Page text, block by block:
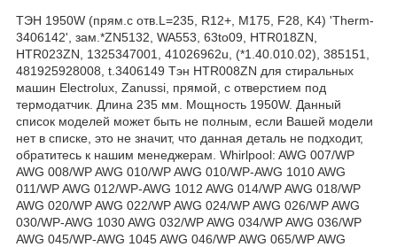
ТЭН 1950W (прям.с отв.L=235, R12+, M175, F28, K4) 'Therm-
3406142', зам.*ZN5132, WA553, 63to09, HTR018ZN,
HTR023ZN, 1325347001, 41026962u, (*1.40.010.02), 385151,
481925928008, t.3406149 Тэн HTR008ZN для стиральных
машин Electrolux, Zanussi, прямой, с отверстием под
термодатчик. Длина 235 мм. Мощность 1950W. Данный
список моделей может быть не полным, если Вашей модели
нет в списке, это не значит, что данная деталь не подходит,
обратитесь к нашим менеджерам. Whirlpool: AWG 007/WP
AWG 008/WP AWG 010/WP AWG 010/WP-AWG 1010 AWG
011/WP AWG 012/WP-AWG 1012 AWG 014/WP AWG 018/WP
AWG 020/WP AWG 022/WP AWG 024/WP AWG 026/WP AWG
030/WP-AWG 1030 AWG 032/WP AWG 034/WP AWG 036/WP
AWG 045/WP-AWG 1045 AWG 046/WP AWG 065/WP AWG